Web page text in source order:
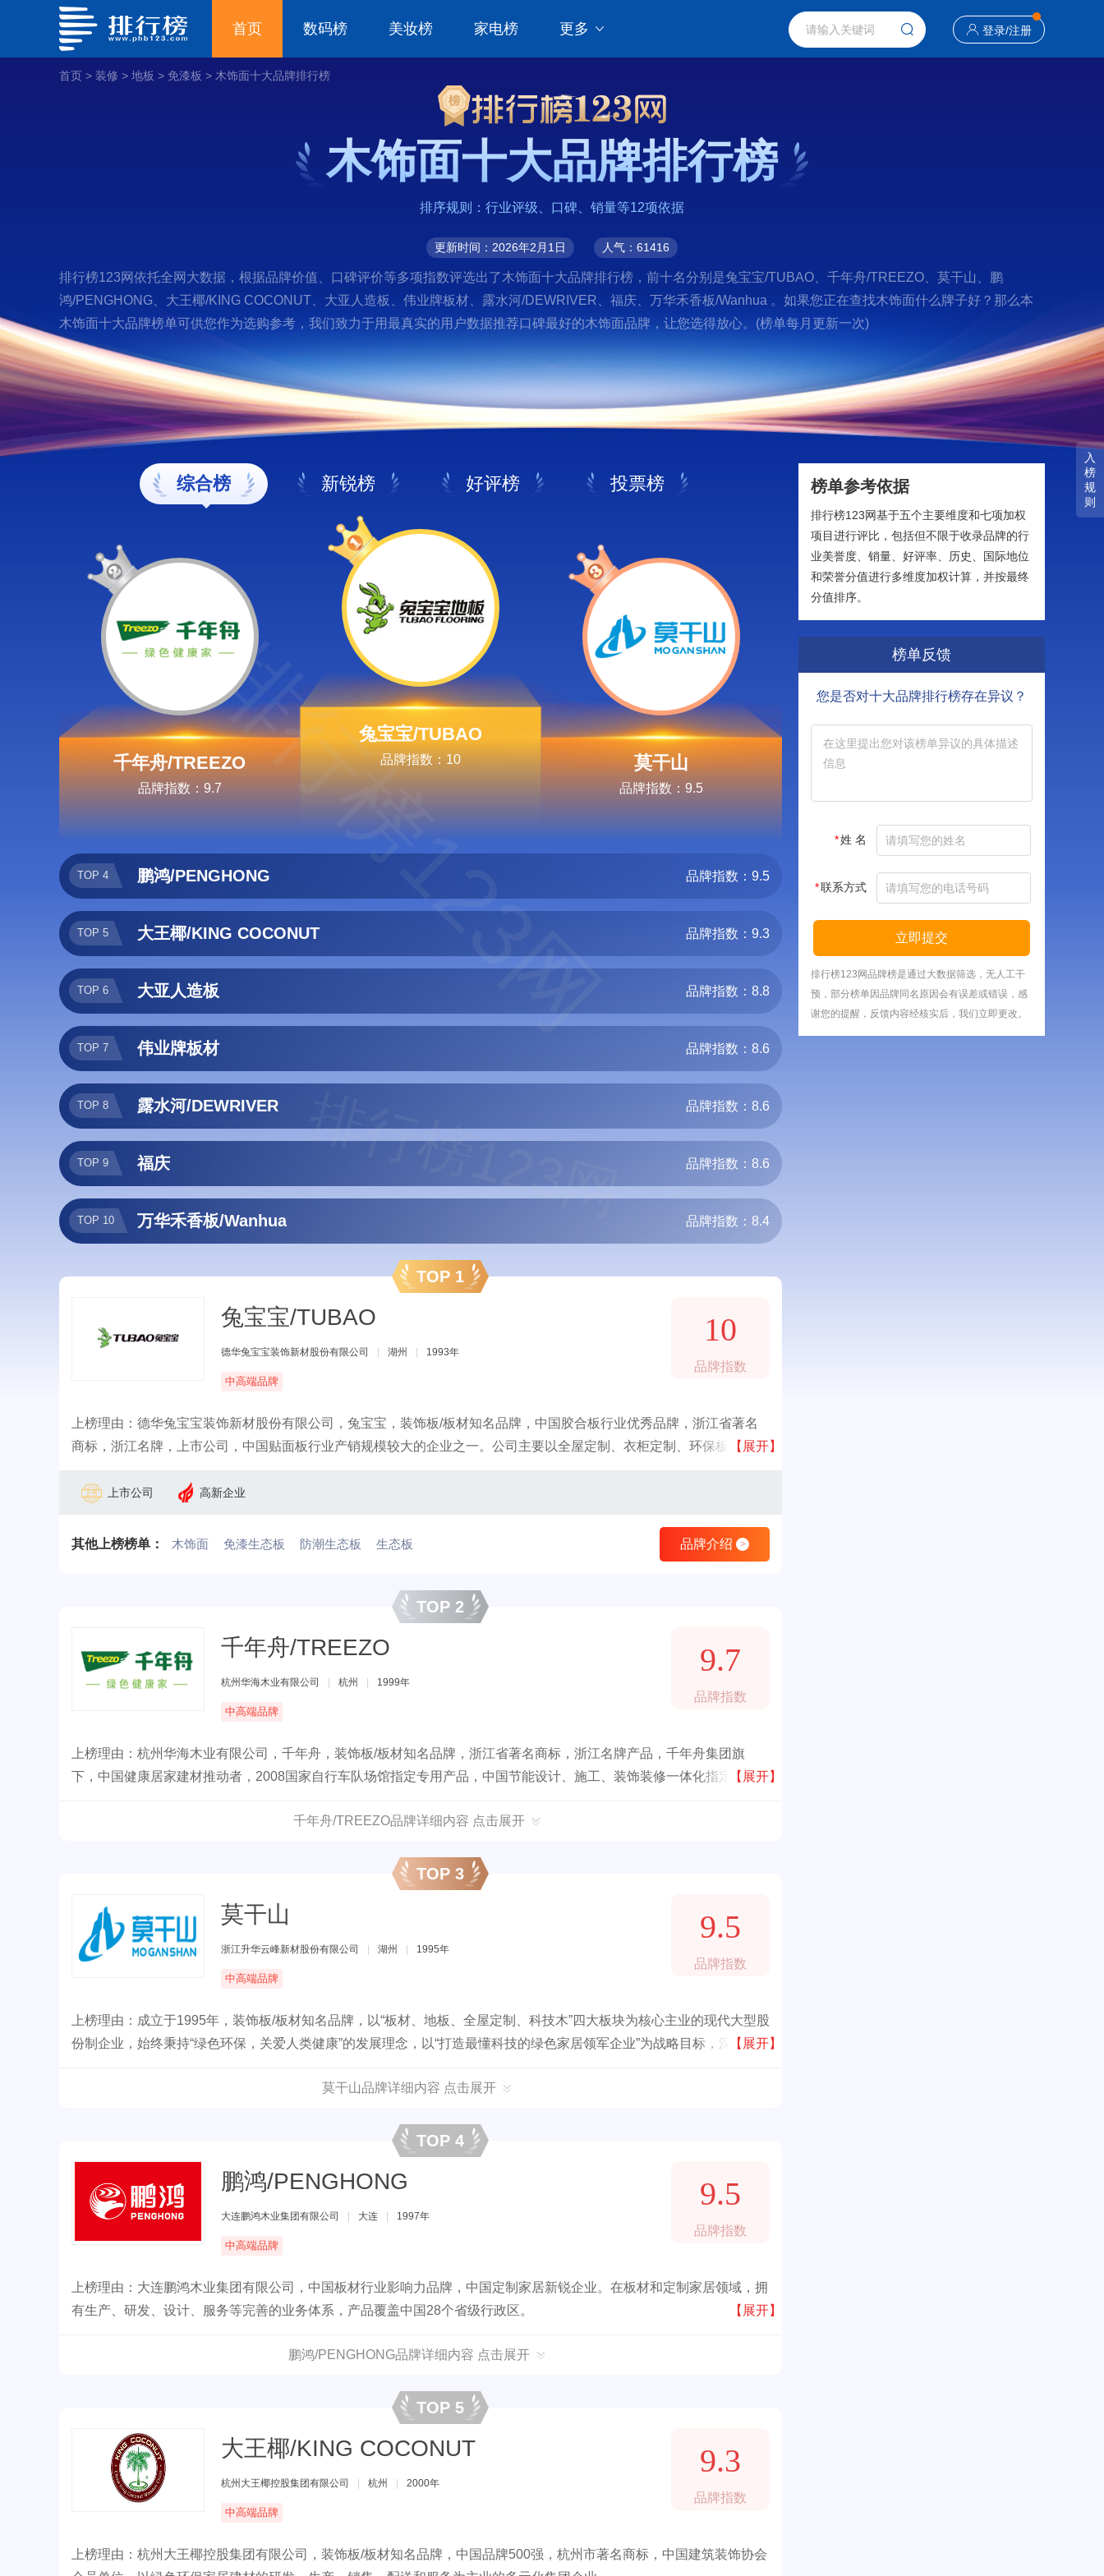
首页 数码榜 美妆榜 家电榜 更多 登录/注册
首页 > 装修 > 地板 > 免漆板 > 木饰面十大品牌排行榜
入
榜
规
则
木饰面十大品牌排行榜
排序规则：行业评级、口碑、销量等12项依据
更新时间：2026年2月1日 人气：61416
排行榜123网依托全网大数据，根据品牌价值、口碑评价等多项指数评选出了木饰面十大品牌排行榜，前十名分别是兔宝宝/TUBAO、千年舟/TREEZO、莫干山、鹏
鸿/PENGHONG、大王椰/KING COCONUT、大亚人造板、伟业牌板材、露水河/DEWRIVER、福庆、万华禾香板/Wanhua 。如果您正在查找木饰面什么牌子好？那么本
木饰面十大品牌榜单可供您作为选购参考，我们致力于用最真实的用户数据推荐口碑最好的木饰面品牌，让您选得放心。(榜单每月更新一次)
综合榜 新锐榜 好评榜 投票榜
千年舟/TREEZO
品牌指数：9.7
兔宝宝/TUBAO
品牌指数：10 莫干山
品牌指数：9.5
TOP 4 鹏鸿/PENGHONG 品牌指数：9.5
TOP 5 大王椰/KING COCONUT 品牌指数：9.3
TOP 6 大亚人造板 品牌指数：8.8
TOP 7 伟业牌板材 品牌指数：8.6
TOP 8 露水河/DEWRIVER 品牌指数：8.6
TOP 9 福庆 品牌指数：8.6
TOP 10 万华禾香板/Wanhua 品牌指数：8.4
TOP 1
兔宝宝/TUBAO
德华兔宝宝装饰新材股份有限公司 湖州 1993年
中高端品牌
10
品牌指数
上榜理由：德华兔宝宝装饰新材股份有限公司，兔宝宝，装饰板/板材知名品牌，中国胶合板行业优秀品牌，浙江省著名
商标，浙江名牌，上市公司，中国贴面板行业产销规模较大的企业之一。公司主要以全屋定制、衣柜定制、环保板材、整
【展开】
上市公司 高新企业
其他上榜榜单： 木饰面 免漆生态板 防潮生态板 生态板 品牌介绍 >
TOP 2
千年舟/TREEZO
杭州华海木业有限公司 杭州 1999年
中高端品牌
9.7
品牌指数
上榜理由：杭州华海木业有限公司，千年舟，装饰板/板材知名品牌，浙江省著名商标，浙江名牌产品，千年舟集团旗
下，中国健康居家建材推动者，2008国家自行车队场馆指定专用产品，中国节能设计、施工、装饰装修一体化指定绿色
【展开】
千年舟/TREEZO品牌详细内容 点击展开
TOP 3
莫干山
浙江升华云峰新材股份有限公司 湖州 1995年
中高端品牌
9.5
品牌指数
上榜理由：成立于1995年，装饰板/板材知名品牌，以“板材、地板、全屋定制、科技木”四大板块为核心主业的现代大型股
份制企业，始终秉持“绿色环保，关爱人类健康”的发展理念，以“打造最懂科技的绿色家居领军企业”为战略目标，深耕于
【展开】
莫干山品牌详细内容 点击展开
TOP 4
鹏鸿/PENGHONG
大连鹏鸿木业集团有限公司 大连 1997年
中高端品牌
9.5
品牌指数
上榜理由：大连鹏鸿木业集团有限公司，中国板材行业影响力品牌，中国定制家居新锐企业。在板材和定制家居领域，拥
有生产、研发、设计、服务等完善的业务体系，产品覆盖中国28个省级行政区。
【展开】
鹏鸿/PENGHONG品牌详细内容 点击展开
TOP 5
大王椰/KING COCONUT
杭州大王椰控股集团有限公司 杭州 2000年
中高端品牌
9.3
品牌指数
上榜理由：杭州大王椰控股集团有限公司，装饰板/板材知名品牌，中国品牌500强，杭州市著名商标，中国建筑装饰协会
排行榜123网
排行榜123网
榜单参考依据
排行榜123网基于五个主要维度和七项加权
项目进行评比，包括但不限于收录品牌的行
业美誉度、销量、好评率、历史、国际地位
和荣誉分值进行多维度加权计算，并按最终
分值排序。
榜单反馈
您是否对十大品牌排行榜存在异议？
*姓 名
*联系方式
立即提交
排行榜123网品牌榜是通过大数据筛选，无人工干
预，部分榜单因品牌同名原因会有误差或错误，感
谢您的提醒，反馈内容经核实后，我们立即更改。